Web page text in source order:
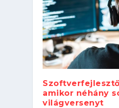
amikor néhány
világversenyt